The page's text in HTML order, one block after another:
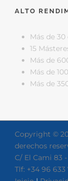
ALTO
Más de
15
Más de
Más de
Más de
Copyright ©
derechos
C/ El Cami 83
Tlf: +34 96 633